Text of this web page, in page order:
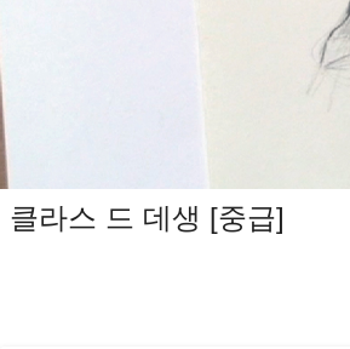
클라스 드 데생 [중급]